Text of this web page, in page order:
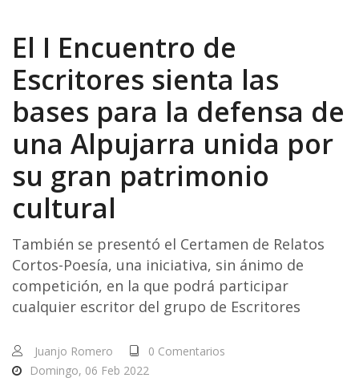
El I Encuentro de
Escritores sienta las
bases para la defensa de
una Alpujarra unida por
su gran patrimonio
cultural
También se presentó el Certamen de Relatos
Cortos-Poesía, una iniciativa, sin ánimo de
competición, en la que podrá participar
cualquier escritor del grupo de Escritores
Juanjo Romero
0 Comentarios
Domingo, 06 Feb 2022